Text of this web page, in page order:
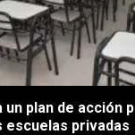
un plan de acción
escuelas privadas